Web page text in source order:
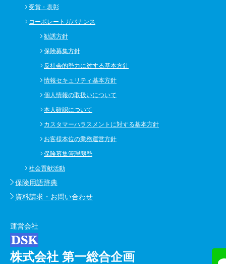
受賞・表彰
コーポレートガバナンス
勧誘方針
保険募集方針
反社会的勢力に対する基本方針
情報セキュリティ基本方針
個人情報の取扱いについて
本人確認について
カスタマーハラスメントに対する基本方針
お客様本位の業務運営方針
保険募集管理態勢
社会貢献活動
保険用語辞典
資料請求・お問い合わせ
運営会社
株式会社 第一総合企画